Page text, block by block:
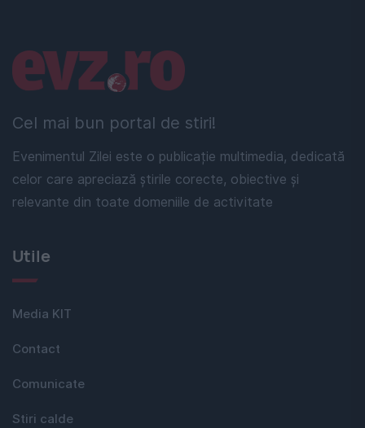
Cel mai bun portal de stiri!
Evenimentul Zilei este o publicație multimedia, dedicată
celor care apreciază știrile corecte, obiective și
relevante din toate domeniile de activitate
Linkuri utile
Utile
Media KIT
Contact
Comunicate
Stiri calde